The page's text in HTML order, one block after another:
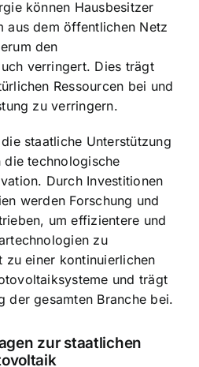
können Hausbesitzer
aus dem öffentlichen Netz
den
verringert. Dies trägt
Ressourcen bei und
zu verringern.
staatliche Unterstützung
technologische
Durch Investitionen
werden Forschung und
um effizientere und
zu
einer kontinuierlichen
und trägt
der gesamten Branche bei.
zur staatlichen